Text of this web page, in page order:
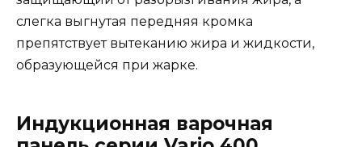
слегка выгнутая передняя кромка
препятствует вытеканию жира и жидкости,
образующейся при жарке.
Индукционная варочная